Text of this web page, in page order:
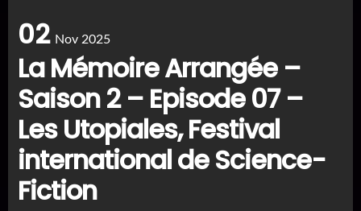
02 Nov 2025
La Mémoire Arrangée –
Saison 2 – Episode 07 –
Les Utopiales, Festival
international de Science-
Fiction